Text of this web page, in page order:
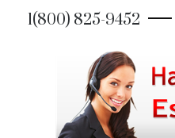
1(800) 825-9452